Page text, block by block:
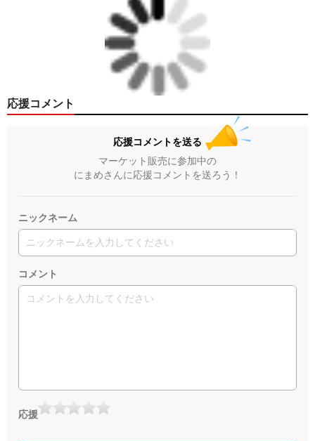
応援コメント
応援コメントを送る
マーケット販売に参加中の
にまめさんに応援コメントを送ろう！
ニックネーム
コメント
応援